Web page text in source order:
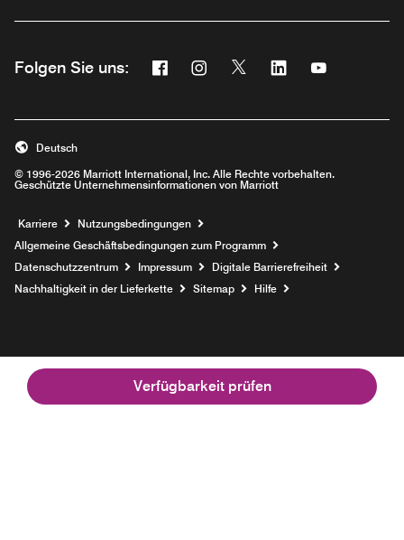
Verfügbarkeit prüfen
Folgen Sie uns: Facebook
Opens a new window
Instagram
Opens a new window
Twitter
Opens a new window
Linkedin
Opens a new
Opens a
© 1996-2026 Marriott International, Inc. Alle Rechte vorbehalten.
Geschützte Unternehmensinformationen von Marriott
Deutsch
Karriere Opens a new window
Nutzungsbedingungen
Allgemeine Geschäftsbedingungen zum Programm
Datenschutzzentrum
Impressum
Digitale Barrierefreiheit
Nachhaltigkeit in der Lieferkette
Sitemap Hilfe